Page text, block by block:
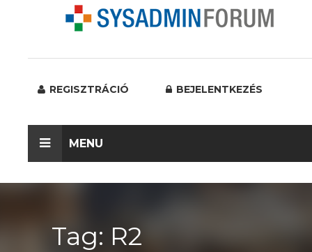
REGISZTRÁCIÓ BEJELENTKEZÉS
MENU
Tag: R2